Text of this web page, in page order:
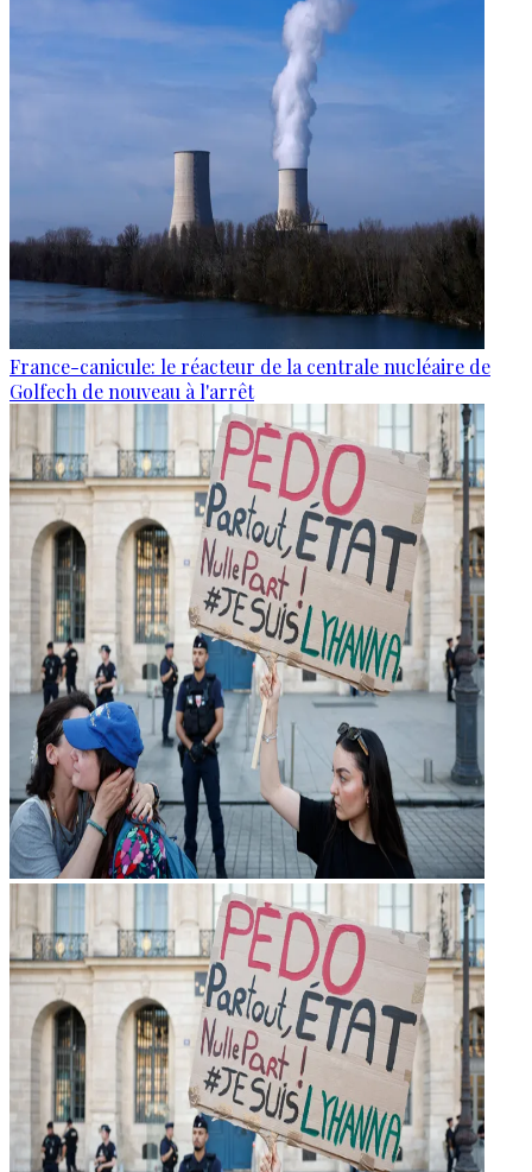
France-canicule: le réacteur de la centrale nucléaire de
Golfech de nouveau à l'arrêt